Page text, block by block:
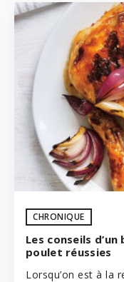
CHRONIQUE
Les conseils
poulet réussies
Lorsqu’on est à la